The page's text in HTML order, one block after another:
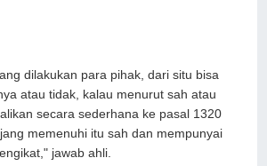
dilakukan para pihak, dari situ bisa
atau tidak, kalau menurut sah atau
secara sederhana ke pasal 1320
memenuhi itu sah dan mempunyai
jawab ahli.